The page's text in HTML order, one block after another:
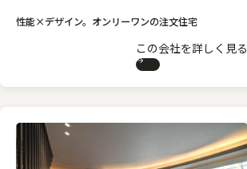
性能×デザイン。オンリーワンの注文住宅
この会社を詳しく見る